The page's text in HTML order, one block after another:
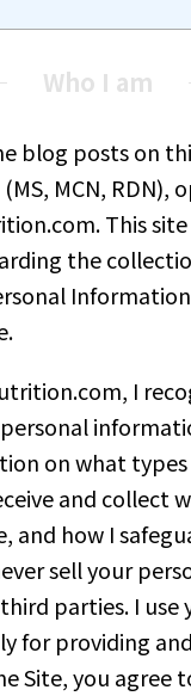
Who I am
blog posts on
MCN, RDN),
This
the
I
on what
and collect
and how I
sell your
parties. I use
for providing
Site, you agree